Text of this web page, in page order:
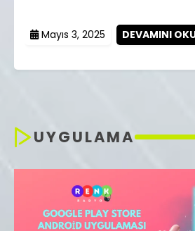
Mayıs 3, 2025 DEVAMINI
UYGULAMA